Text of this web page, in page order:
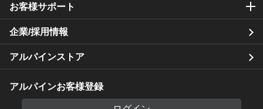
お客様サポート
企業/採用情報
アルパインストア
アルパインお客様登録